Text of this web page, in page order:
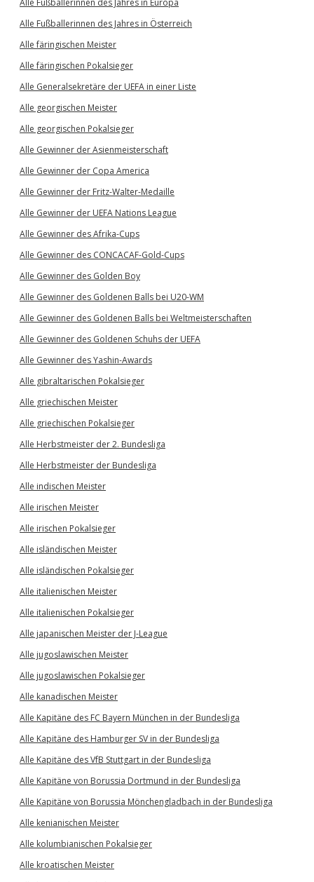
Alle Fußballerinnen des Jahres in Europa
Alle Fußballerinnen des Jahres in Österreich
Alle färingischen Meister
Alle färingischen Pokalsieger
Alle Generalsekretäre der UEFA in einer Liste
Alle georgischen Meister
Alle georgischen Pokalsieger
Alle Gewinner der Asienmeisterschaft
Alle Gewinner der Copa America
Alle Gewinner der Fritz-Walter-Medaille
Alle Gewinner der UEFA Nations League
Alle Gewinner des Afrika-Cups
Alle Gewinner des CONCACAF-Gold-Cups
Alle Gewinner des Golden Boy
Alle Gewinner des Goldenen Balls bei U20-WM
Alle Gewinner des Goldenen Balls bei Weltmeisterschaften
Alle Gewinner des Goldenen Schuhs der UEFA
Alle Gewinner des Yashin-Awards
Alle gibraltarischen Pokalsieger
Alle griechischen Meister
Alle griechischen Pokalsieger
Alle Herbstmeister der 2. Bundesliga
Alle Herbstmeister der Bundesliga
Alle indischen Meister
Alle irischen Meister
Alle irischen Pokalsieger
Alle isländischen Meister
Alle isländischen Pokalsieger
Alle italienischen Meister
Alle italienischen Pokalsieger
Alle japanischen Meister der J-League
Alle jugoslawischen Meister
Alle jugoslawischen Pokalsieger
Alle kanadischen Meister
Alle Kapitäne des FC Bayern München in der Bundesliga
Alle Kapitäne des Hamburger SV in der Bundesliga
Alle Kapitäne des VfB Stuttgart in der Bundesliga
Alle Kapitäne von Borussia Dortmund in der Bundesliga
Alle Kapitäne von Borussia Mönchengladbach in der Bundesliga
Alle kenianischen Meister
Alle kolumbianischen Pokalsieger
Alle kroatischen Meister